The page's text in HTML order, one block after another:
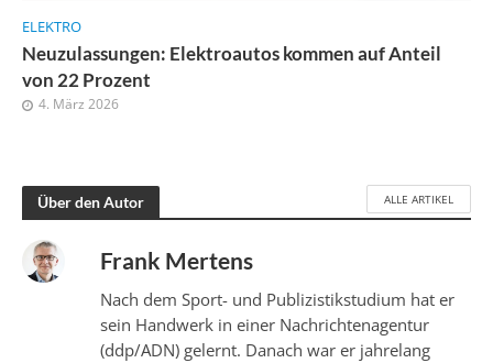
ELEKTRO
Neuzulassungen: Elektroautos kommen auf Anteil
von 22 Prozent
4. März 2026
Über den Autor ALLE ARTIKEL
Frank Mertens
Nach dem Sport- und Publizistikstudium hat er
sein Handwerk in einer Nachrichtenagentur
(ddp/ADN) gelernt. Danach war er jahrelang